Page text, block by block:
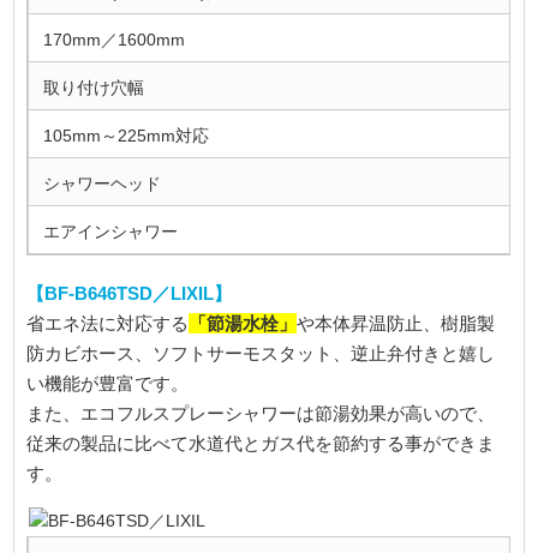
170mm／1600mm
取り付け穴幅
105mm～225mm対応
シャワーヘッド
エアインシャワー
【BF-B646TSD／LIXIL】
省エネ法に対応する 「節湯水栓」や本体昇温防止、樹脂製
防カビホース、ソフトサーモスタット、逆止弁付きと嬉し
い機能が豊富です。
また、エコフルスプレーシャワーは節湯効果が高いので、
従来の製品に比べて水道代とガス代を節約する事ができま
す。